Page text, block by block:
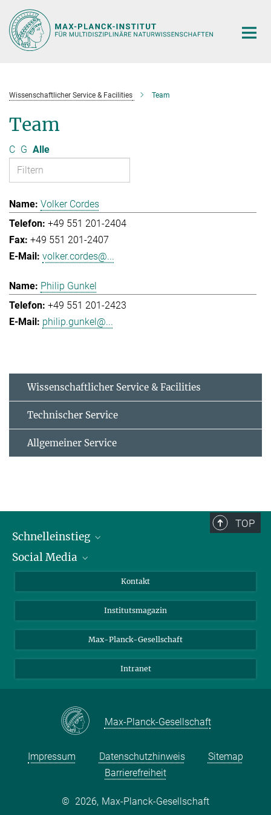
Hauptinhalt
Wissenschaftlicher Service & Facilities Team
Team
C G Alle
Volker Cordes
+49 551 201-2404
+49 551 201-2407
volker.cordes@...
Philip Gunkel
+49 551 201-2423
philip.gunkel@...
Wissenschaftlicher Service & Facilities
Technischer Service
Allgemeiner Service
TOP
Schnelleinstieg
Alumni
Fördernde
Schulen
Studierende
Social Media
Bluesky
Facebook
YouTube
Kontakt
Institutsmagazin
Max-Planck-Gesellschaft
Intranet
Max-Planck-Gesellschaft
Impressum Datenschutzhinweis
Sitemap
Barrierefreiheit
© 2026, Max-Planck-Gesellschaft